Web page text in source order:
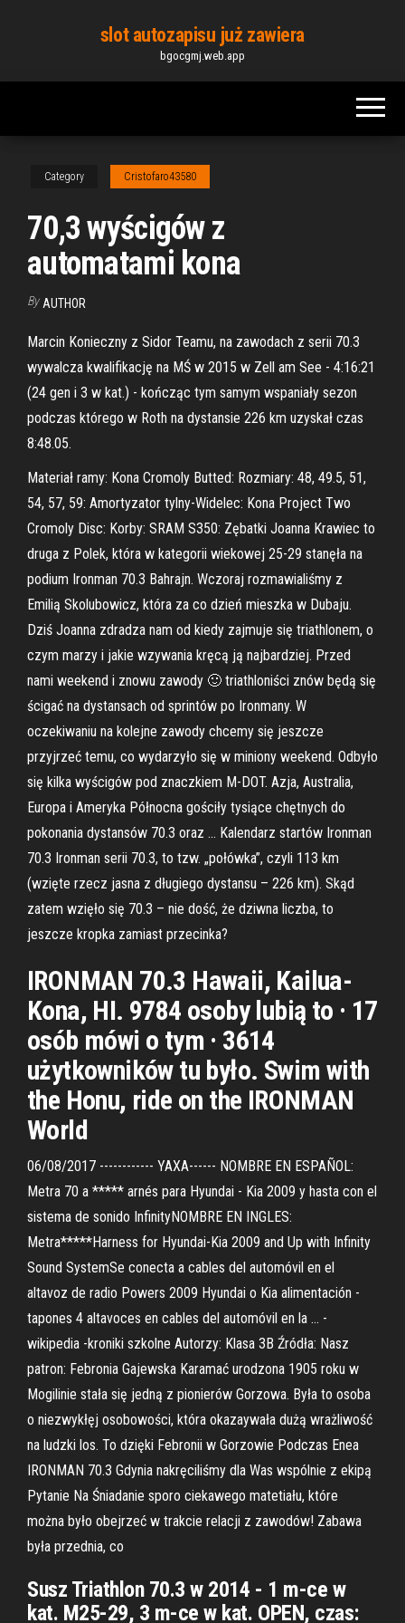
content
slot autozapisu już zawiera
bgocgmj.web.app
Category Cristofaro43580
70,3 wyścigów z
automatami kona
By AUTHOR
Marcin Konieczny z Sidor Teamu, na zawodach z serii 70.3
wywalcza kwalifikację na MŚ w 2015 w Zell am See - 4:16:21
(24 gen i 3 w kat.) - kończąc tym samym wspaniały sezon
podczas którego w Roth na dystansie 226 km uzyskał czas
8:48.05.
Materiał ramy: Kona Cromoly Butted: Rozmiary: 48, 49.5, 51,
54, 57, 59: Amortyzator tylny-Widelec: Kona Project Two
Cromoly Disc: Korby: SRAM S350: Zębatki Joanna Krawiec to
druga z Polek, która w kategorii wiekowej 25-29 stanęła na
podium Ironman 70.3 Bahrajn. Wczoraj rozmawialiśmy z
Emilią Skolubowicz, która za co dzień mieszka w Dubaju.
Dziś Joanna zdradza nam od kiedy zajmuje się triathlonem, o
czym marzy i jakie wzywania kręcą ją najbardziej. Przed
nami weekend i znowu zawody 🙂 triathloniści znów będą się
ścigać na dystansach od sprintów po Ironmany. W
oczekiwaniu na kolejne zawody chcemy się jeszcze
przyjrzeć temu, co wydarzyło się w miniony weekend. Odbyło
się kilka wyścigów pod znaczkiem M-DOT. Azja, Australia,
Europa i Ameryka Północna gościły tysiące chętnych do
pokonania dystansów 70.3 oraz … Kalendarz startów Ironman
70.3 Ironman serii 70.3, to tzw. „połówka”, czyli 113 km
(wzięte rzecz jasna z długiego dystansu – 226 km). Skąd
zatem wzięło się 70.3 – nie dość, że dziwna liczba, to
jeszcze kropka zamiast przecinka?
IRONMAN 70.3 Hawaii, Kailua-
Kona, HI. 9784 osoby lubią to · 17
osób mówi o tym · 3614
użytkowników tu było. Swim with
the Honu, ride on the IRONMAN
World
06/08/2017 ------------ YAXA------ NOMBRE EN ESPAÑOL:
Metra 70 a ***** arnés para Hyundai - Kia 2009 y hasta con el
sistema de sonido InfinityNOMBRE EN INGLES:
Metra*****Harness for Hyundai-Kia 2009 and Up with Infinity
Sound SystemSe conecta a cables del automóvil en el
altavoz de radio Powers 2009 Hyundai o Kia alimentación -
tapones 4 altavoces en cables del automóvil en la … -
wikipedia -kroniki szkolne Autorzy: Klasa 3B Źródła: Nasz
patron: Febronia Gajewska Karamać urodzona 1905 roku w
Mogilinie stała się jedną z pionierów Gorzowa. Była to osoba
o niezwykłęj osobowości, która okazaywała dużą wrażliwość
na ludzki los. To dzięki Febronii w Gorzowie Podczas Enea
IRONMAN 70.3 Gdynia nakręciliśmy dla Was wspólnie z ekipą
Pytanie Na Śniadanie sporo ciekawego matetiału, które
można było obejrzeć w trakcie relacji z zawodów! Zabawa
była przednia, co
Susz Triathlon 70.3 w 2014 - 1 m-ce w
kat. M25-29, 3 m-ce w kat. OPEN, czas: